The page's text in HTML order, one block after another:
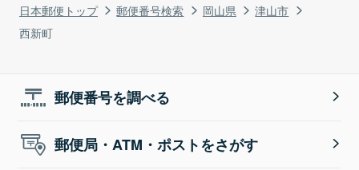
日本郵便トップ 郵便番号検索 岡山県
津山市
西新町
郵便番号を調べる
郵便局・ATM・ポストをさがす